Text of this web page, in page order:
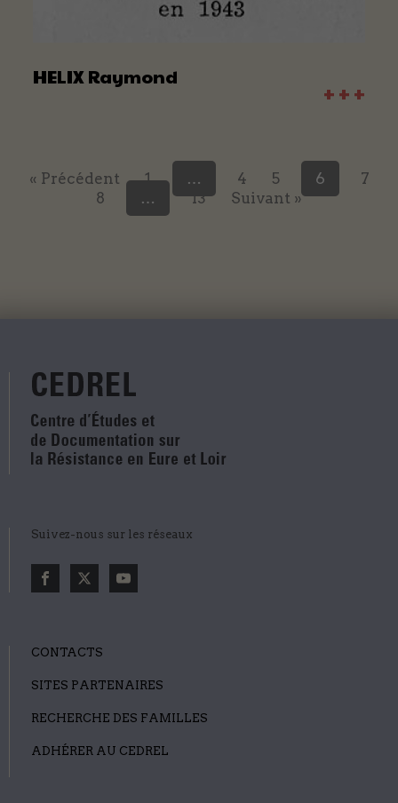
HELIX Raymond
+ + +
« Précédent 1 … 4 5 6
7
8
… 13 Suivant »
Suivez-nous sur les réseaux
CONTACTS
SITES PARTENAIRES
RECHERCHE DES FAMILLES
ADHÉRER AU CEDREL